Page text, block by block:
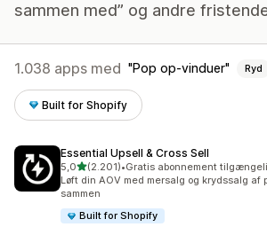
sammen med” og andre
1.038 apps med Pop op-vinduer Ryd
Built for Shopify
Essential Upsell & Cross Sell
5,0ud af 5 stjerner
(2.201)
2201 anmeldelser i alt
•Gratis abonnement
Løft din AOV med mersalg og krydssalg af
sammen
Built for Shopify